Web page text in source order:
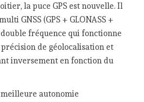
la puce GPS est nouvelle. Il
GNSS (GPS + GLONASS +
fréquence qui fonctionne
précision de géolocalisation et
inversement en fonction du
meilleure autonomie